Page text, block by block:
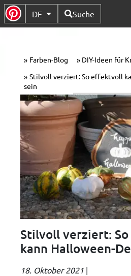
Untermenü Umschalten
DE Verfügbare Sprachen
Suche
Farben-Blog
DIY-Ideen für
Stilvoll verziert: So effektvoll
sein
Stilvoll verziert:
kann Halloween-
18. Oktober 2021 |